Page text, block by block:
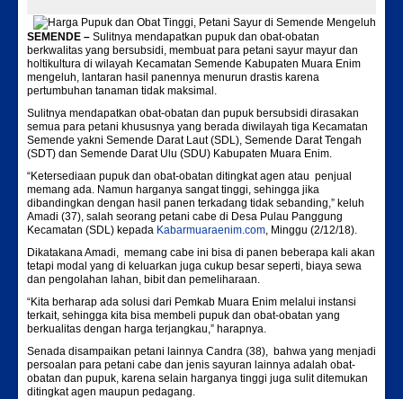
SEMENDE – Sulitnya mendapatkan pupuk dan obat-obatan
berkwalitas yang bersubsidi, membuat para petani sayur mayur dan
holtikultura di wilayah Kecamatan Semende Kabupaten Muara Enim
mengeluh, lantaran hasil panennya menurun drastis karena
pertumbuhan tanaman tidak maksimal.
Sulitnya mendapatkan obat-obatan dan pupuk bersubsidi dirasakan
semua para petani khususnya yang berada diwilayah tiga Kecamatan
Semende yakni Semende Darat Laut (SDL), Semende Darat Tengah
(SDT) dan Semende Darat Ulu (SDU) Kabupaten Muara Enim.
“Ketersediaan pupuk dan obat-obatan ditingkat agen atau penjual
memang ada. Namun harganya sangat tinggi, sehingga jika
dibandingkan dengan hasil panen terkadang tidak sebanding,” keluh
Amadi (37), salah seorang petani cabe di Desa Pulau Panggung
Kecamatan (SDL) kepada Kabarmuaraenim.com , Minggu (2/12/18).
Dikatakana Amadi, memang cabe ini bisa di panen beberapa kali akan
tetapi modal yang di keluarkan juga cukup besar seperti, biaya sewa
dan pengolahan lahan, bibit dan pemeliharaan.
“Kita berharap ada solusi dari Pemkab Muara Enim melalui instansi
terkait, sehingga kita bisa membeli pupuk dan obat-obatan yang
berkualitas dengan harga terjangkau,” harapnya.
Senada disampaikan petani lainnya Candra (38), bahwa yang menjadi
persoalan para petani cabe dan jenis sayuran lainnya adalah obat-
obatan dan pupuk, karena selain harganya tinggi juga sulit ditemukan
ditingkat agen maupun pedagang.